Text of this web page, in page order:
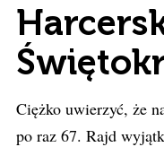
Ciężko uwierzyć, że
po raz 67. Rajd